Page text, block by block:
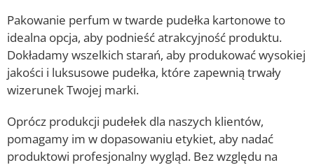
Pakowanie perfum w twarde pudełka kartonowe to
idealna opcja, aby podnieść atrakcyjność produktu.
Dokładamy wszelkich starań, aby produkować wysokiej
jakości i luksusowe pudełka, które zapewnią trwały
wizerunek Twojej marki.
Oprócz produkcji pudełek dla naszych klientów,
pomagamy im w dopasowaniu etykiet, aby nadać
produktowi profesjonalny wygląd. Bez względu na